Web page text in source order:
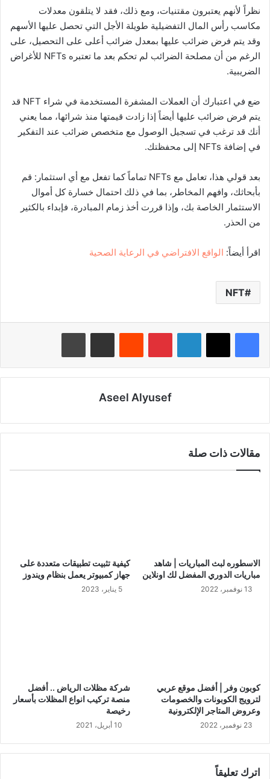
نظراً لأنهم يعتبرون مقتنيات، ومع ذلك، فقد لا يتلقون معدلات
مكاسب رأس المال التفضيلية طويلة الأجل التي تحصل عليها الأسهم
وقد يتم فرض ضرائب عليها بمعدل ضرائب أعلى على التحصيل، على
الرغم من أن مصلحة الضرائب لم تحكم بعد ما تعتبره NFTs للأغراض
الضريبية.
ضع في اعتبارك أن العملات المشفرة المستخدمة في شراء NFT قد
يتم فرض ضرائب عليها أيضاً إذا زادت قيمتها منذ شرائها، مما يعني
أنك قد ترغب في تسجيل الوصول مع متخصص ضرائب عند التفكير
في إضافة NFTs إلى محفظتك.
بعد قولي هذا، تعامل مع NFTs تماماً كما تفعل مع أي استثمار: قم
بأبحاثك، وافهم المخاطر، بما في ذلك احتمال خسارة كل أموال
الاستثمار الخاصة بك، وإذا قررت أخذ زمام المبادرة، فإبداء بالكثير
من الحذر.
اقرأ أيضاً: الواقع الافتراضي في الرعاية الصحية
NFT
لينكدإن بينتيريست
Aseel Alyusef
مقالات ذات صلة
الاسطوره لبث المباريات | شاهد
مباريات الدوري المفضل لك اونلاين
13 نوفمبر، 2022
كيفية تثبيت تطبيقات متعددة على
جهاز كمبيوتر يعمل بنظام ويندوز
5 يناير، 2023
كوبون وفر | أفضل موقع عربي
لترويج الكوبونات والخصومات
وعروض المتاجر الإلكترونية
23 نوفمبر، 2022
شركة مظلات الرياض .. أفضل
منصة تركيب انواع المظلات بأسعار
رخيصة
10 أبريل، 2021
اترك تعليقاً